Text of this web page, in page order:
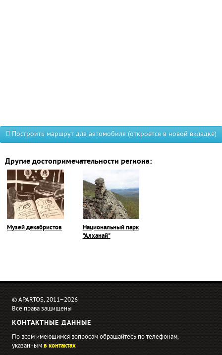
Построить маршрут для автомобиля (откроется в новой вкладке)
Другие достопримечательности региона:
Музей декабристов
Национальный парк
"Алханай"
© APARTOS, 2011−2026
Все права защищены
КОНТАКТНЫЕ ДАННЫЕ
По всем имеющимся вопросам обращайтесь по телефонам,
указаннымв контактах